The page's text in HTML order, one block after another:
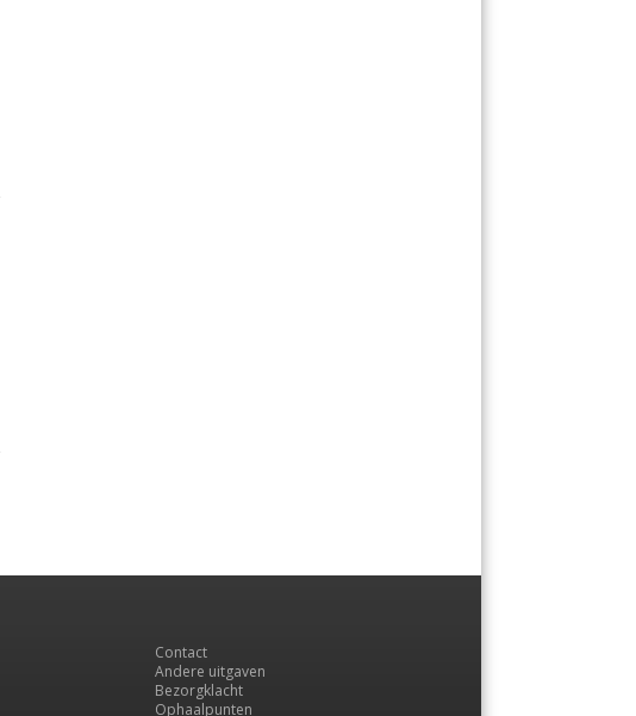
Contact
Andere uitgaven
Bezorgklacht
Ophaalpunten